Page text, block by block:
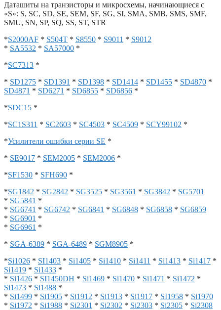
Даташиты на транзисторы и микросхемы, начинающиеся с
«S»: S, SC, SD, SE, SEM, SF, SG, SI, SMA, SMB, SMS, SMF,
SMU, SN, SP, SQ, SS, ST, STR
*S2000AF * S504T * S8550 * S9011 * S9012
* SA5532 * SA57000 *
*SC7313 *
* SD1275 * SD1391 * SD1398 * SD1414 * SD1455 * SD4870 *
SD4871 * SD6271 * SD6855 * SD6856 *
*SDC15 *
*SC1S311 * SC2603 * SC4503 * SC4509 * SCY99102 *
*Усилители ошибки серии SE *
* SE9017 * SEM2005 * SEM2006 *
*SF1530 * SFH690 *
*SG1842 * SG2842 * SG3525 * SG3561 * SG3842 * SG5701
* SG5841 *
* SG6741 * SG6742 * SG6841 * SG6848 * SG6858 * SG6859
* SG6901 *
* SG6961 *
* SGA-6389 * SGA-6489 * SGM8905 *
*Si1026 * SI1403 * Si1405 * Si1410 * Si1411 * Si1413 * Si1417 *
Si1419 * Si1433 *
* Si1426 * SI1450DH * Si1469 * Si1470 * Si1471 * Si1472 *
Si1473 * Si1488 *
* Si1499 * Si1905 * Si1912 * Si1913 * Si1917 * SI1958 * Si1970
* Si1972 * Si1988 * Si2301 * Si2302 * Si2303 * Si2305 * Si2308